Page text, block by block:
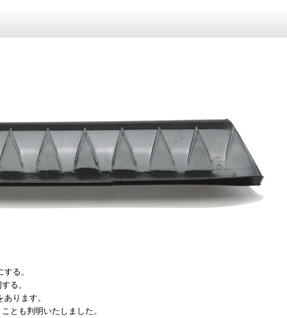
る。
る。
ります。
とも判明いたしました。